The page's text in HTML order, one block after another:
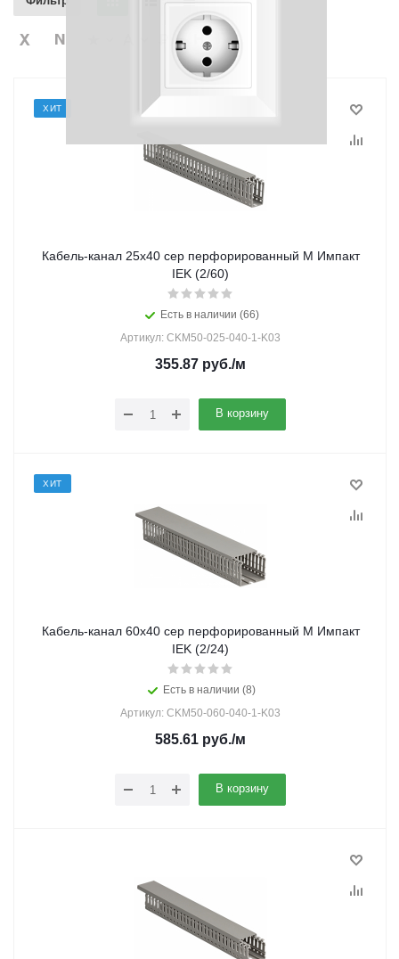
ХИТ
Кабель-канал 25х40 сер перфорированный М Импакт
IEK (2/60)
Есть в наличии (66)
Артикул: CKM50-025-040-1-K03
355.87 руб./м
В корзину
ХИТ
Кабель-канал 60х40 сер перфорированный М Импакт
IEK (2/24)
Есть в наличии (8)
Артикул: CKM50-060-040-1-K03
585.61 руб./м
В корзину